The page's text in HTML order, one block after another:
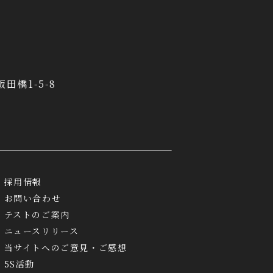
田橋1-5-8
採用情報
お問い合わせ
テストのご案内
ニュースリリース
当サイトへのご意見・ご感想
5S活動